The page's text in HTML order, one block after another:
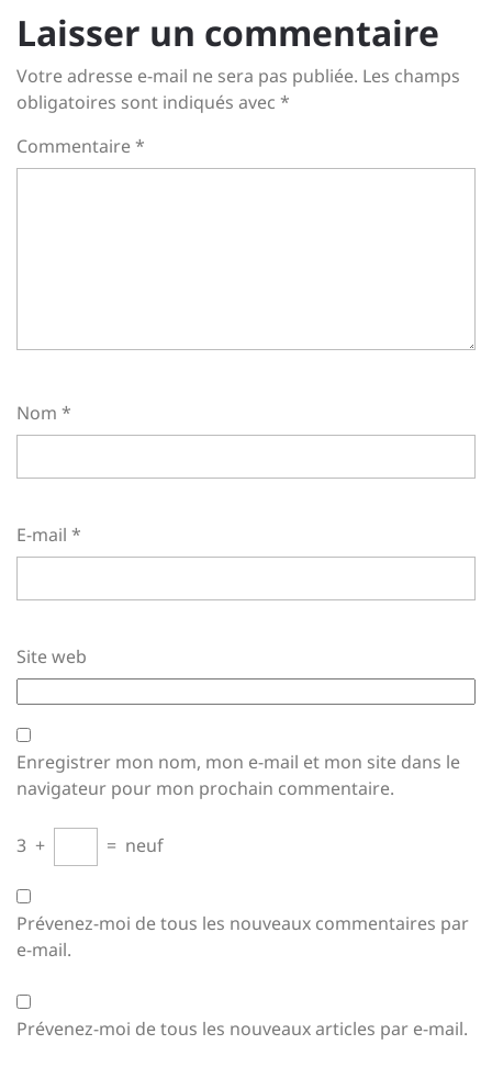
Laisser un commentaire
Votre adresse e-mail ne sera pas publiée. Les champs
obligatoires sont indiqués avec *
Commentaire*
Nom *
E-mail *
Site web
Enregistrer mon nom, mon e-mail et mon site dans le
navigateur pour mon prochain commentaire.
3 + = neuf
Prévenez-moi de tous les nouveaux commentaires par
e-mail.
Prévenez-moi de tous les nouveaux articles par e-mail.